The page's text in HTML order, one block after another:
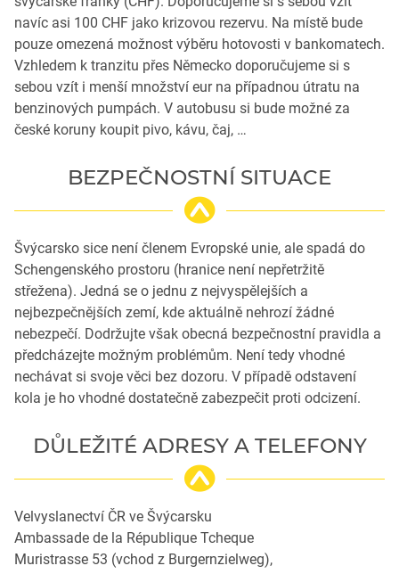
navíc asi 100 CHF jako krizovou rezervu. Na místě bude
pouze omezená možnost výběru hotovosti v bankomatech.
Vzhledem k tranzitu přes Německo doporučujeme si s
sebou vzít i menší množství eur na případnou útratu na
benzinových pumpách. V autobusu si bude možné za
české koruny koupit pivo, kávu, čaj, …
BEZPEČNOSTNÍ SITUACE
Švýcarsko sice není členem Evropské unie, ale spadá do
Schengenského prostoru (hranice není nepřetržitě
střežena). Jedná se o jednu z nejvyspělejších a
nejbezpečnějších zemí, kde aktuálně nehrozí žádné
nebezpečí. Dodržujte však obecná bezpečnostní pravidla a
předcházejte možným problémům. Není tedy vhodné
nechávat si svoje věci bez dozoru. V případě odstavení
kola je ho vhodné dostatečně zabezpečit proti odcizení.
DŮLEŽITÉ ADRESY A TELEFONY
Velvyslanectví ČR ve Švýcarsku
Ambassade de la République Tcheque
Muristrasse 53 (vchod z Burgernzielweg),